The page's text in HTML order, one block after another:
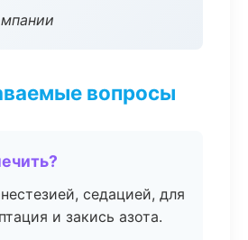
вопросы
седацией, для
и закись азота.